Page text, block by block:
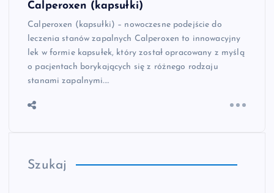
Calperoxen (kapsułki)
Calperoxen (kapsułki) – nowoczesne podejście do
leczenia stanów zapalnych Calperoxen to innowacyjny
lek w formie kapsułek, który został opracowany z myślą
o pacjentach borykających się z różnego rodzaju
stanami zapalnymi.…
Szukaj